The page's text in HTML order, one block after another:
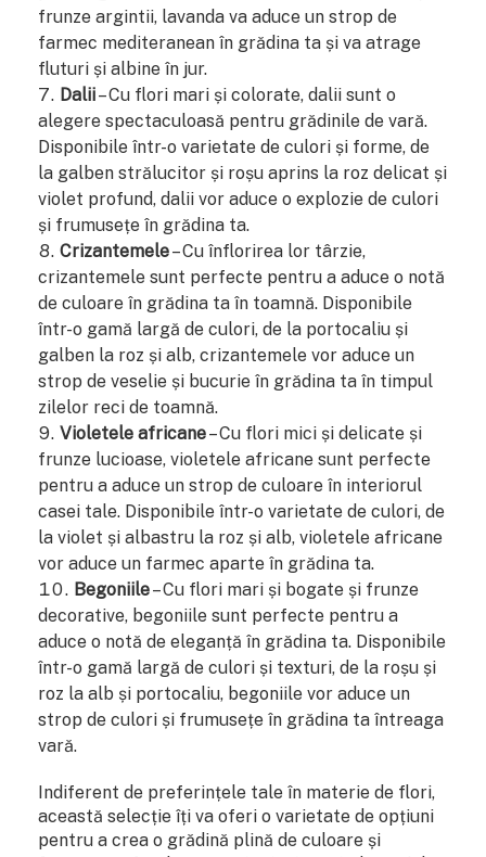
frunze argintii, lavanda va aduce un strop de
farmec mediteranean în grădina ta și va atrage
fluturi și albine în jur.
Dalii– Cu flori mari și colorate, dalii sunt o
alegere spectaculoasă pentru grădinile de vară.
Disponibile într-o varietate de culori și forme, de
la galben strălucitor și roșu aprins la roz delicat și
violet profund, dalii vor aduce o explozie de culori
și frumusețe în grădina ta.
Crizantemele– Cu înflorirea lor târzie,
crizantemele sunt perfecte pentru a aduce o notă
de culoare în grădina ta în toamnă. Disponibile
într-o gamă largă de culori, de la portocaliu și
galben la roz și alb, crizantemele vor aduce un
strop de veselie și bucurie în grădina ta în timpul
zilelor reci de toamnă.
Violetele africane– Cu flori mici și delicate și
frunze lucioase, violetele africane sunt perfecte
pentru a aduce un strop de culoare în interiorul
casei tale. Disponibile într-o varietate de culori, de
la violet și albastru la roz și alb, violetele africane
vor aduce un farmec aparte în grădina ta.
Begoniile– Cu flori mari și bogate și frunze
decorative, begoniile sunt perfecte pentru a
aduce o notă de eleganță în grădina ta. Disponibile
într-o gamă largă de culori și texturi, de la roșu și
roz la alb și portocaliu, begoniile vor aduce un
strop de culori și frumusețe în grădina ta întreaga
vară.
Indiferent de preferințele tale în materie de flori,
această selecție îți va oferi o varietate de opțiuni
pentru a crea o grădină plină de culoare și